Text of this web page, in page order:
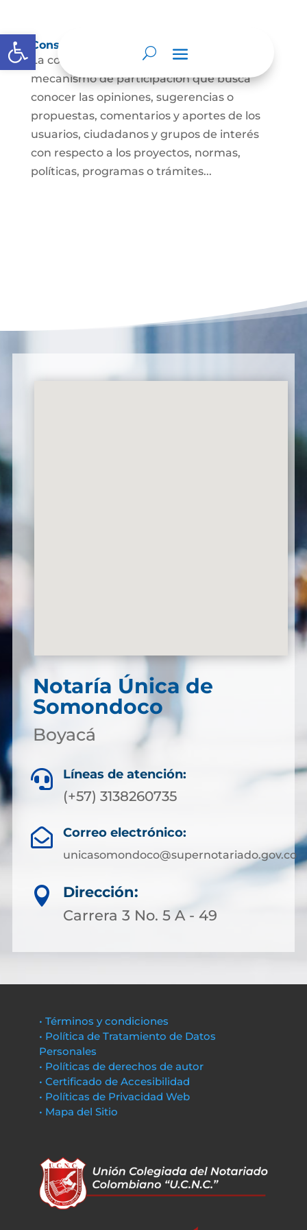
Abrir barra de herramientas
Consulta ciudadana
La consulta a la ciudadanía es un
mecanismo de participación que busca
conocer las opiniones, sugerencias o
propuestas, comentarios y aportes de los
usuarios, ciudadanos y grupos de interés
con respecto a los proyectos, normas,
políticas, programas o trámites...
Notaría Única de
Somondoco
Boyacá
 Líneas de atención:
(+57) 3138260735
 Correo electrónico:
unicasomondoco@supernotariado.gov.co

Dirección:
Carrera 3 No. 5 A - 49
• Términos y condiciones
• Política de Tratamiento de Datos
Personales
• Políticas de derechos de autor
• Certificado de Accesibilidad
• Políticas de Privacidad Web
• Mapa del Sitio